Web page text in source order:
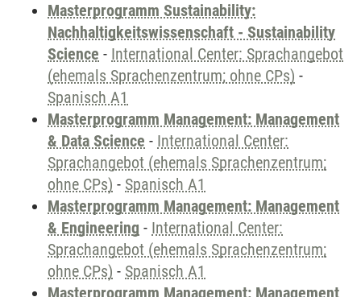
Masterprogramm Sustainability:
Nachhaltigkeitswissenschaft - Sustainability
Science - International Center: Sprachangebot
(ehemals Sprachenzentrum; ohne CPs) -
Spanisch A1
Masterprogramm Management: Management
& Data Science - International Center:
Sprachangebot (ehemals Sprachenzentrum;
ohne CPs) - Spanisch A1
Masterprogramm Management: Management
& Engineering - International Center:
Sprachangebot (ehemals Sprachenzentrum;
ohne CPs) - Spanisch A1
Masterprogramm Management: Management